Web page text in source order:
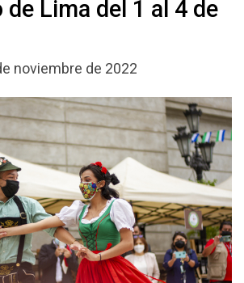
de Lima del 1 al 4 de
noviembre de 2022